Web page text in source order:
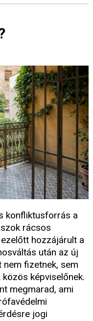
konfliktusforrás a
rácsos
hozzájárult a
után az új
nem fizetnek, sem
képviselőnek.
megmarad, ami
jogi